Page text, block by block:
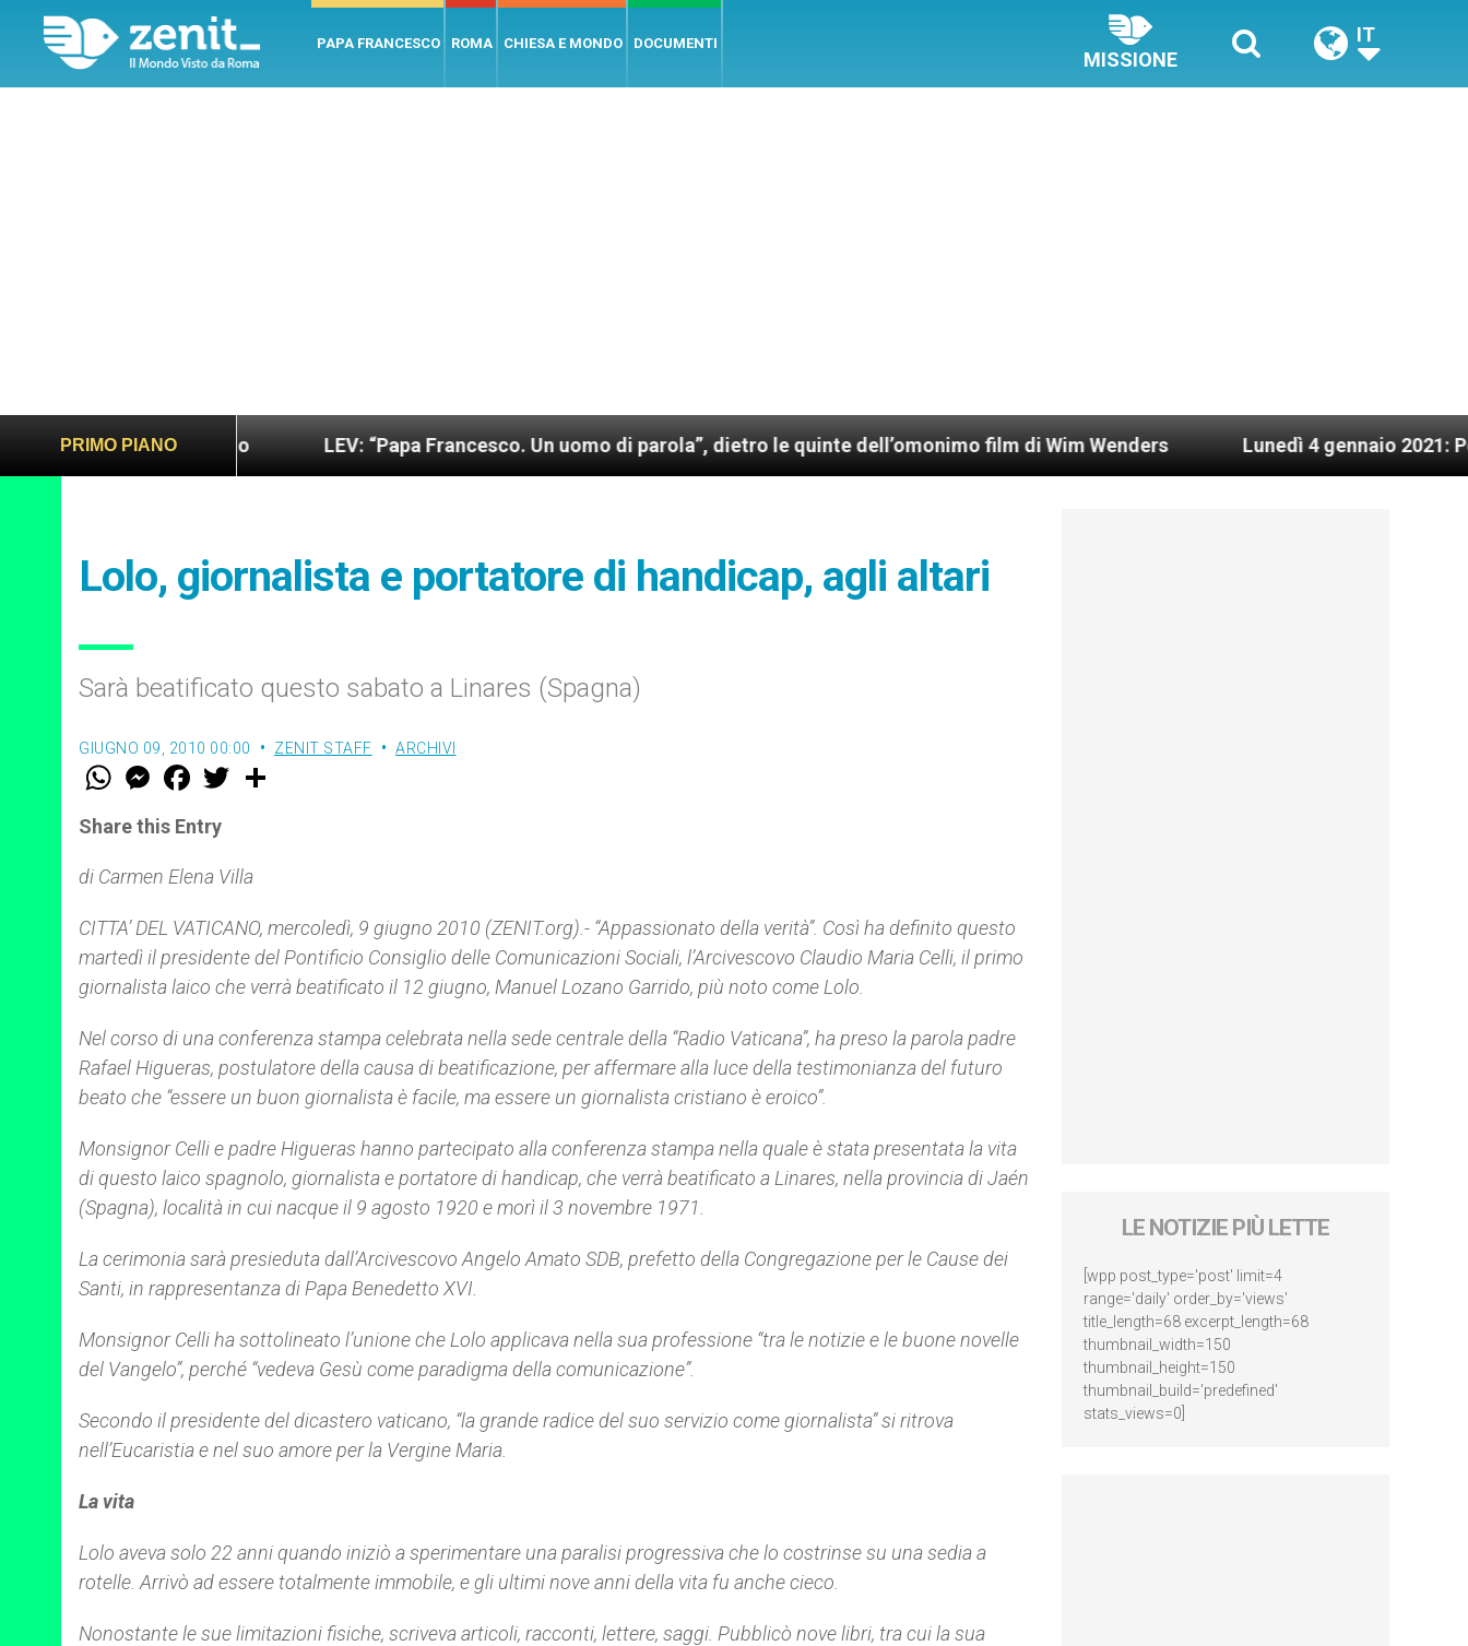
PAPA FRANCESCO ROMA CHIESA E MONDO DOCUMENTI
MISSIONE
IT
PRIMO PIANO
sano e giusto LEV: “Papa Francesco. Un uomo di parola”, dietro le quinte dell’omonimo film di Wim Wenders Lunedì 4 gennaio 2021: Possesso
Lolo, giornalista e portatore di handicap, agli altari
Sarà beatificato questo sabato a Linares (Spagna)
GIUGNO 09, 2010 00:00 ZENIT STAFF ARCHIVI
W
t
s
p
p
M
e
s
e
g
e
F
a
e
b
o
k
w
r
Share this Entry
di Carmen Elena Villa
CITTA’ DEL VATICANO, mercoledì, 9 giugno 2010 (ZENIT.org).- “Appassionato della verità”. Così ha definito questo
martedì il presidente del Pontificio Consiglio delle Comunicazioni Sociali, l’Arcivescovo Claudio Maria Celli, il primo
giornalista laico che verrà beatificato il 12 giugno, Manuel Lozano Garrido, più noto come Lolo.
Nel corso di una conferenza stampa celebrata nella sede centrale della “Radio Vaticana”, ha preso la parola padre
Rafael Higueras, postulatore della causa di beatificazione, per affermare alla luce della testimonianza del futuro
beato che “essere un buon giornalista è facile, ma essere un giornalista cristiano è eroico”.
Monsignor Celli e padre Higueras hanno partecipato alla conferenza stampa nella quale è stata presentata la vita
di questo laico spagnolo, giornalista e portatore di handicap, che verrà beatificato a Linares, nella provincia di Jaén
(Spagna), località in cui nacque il 9 agosto 1920 e morì il 3 novembre 1971.
La cerimonia sarà presieduta dall’Arcivescovo Angelo Amato SDB, prefetto della Congregazione per le Cause dei
Santi, in rappresentanza di Papa Benedetto XVI.
Monsignor Celli ha sottolineato l’unione che Lolo applicava nella sua professione “tra le notizie e le buone novelle
del Vangelo”, perché “vedeva Gesù come paradigma della comunicazione”.
Secondo il presidente del dicastero vaticano, “la grande radice del suo servizio come giornalista” si ritrova
nell’Eucaristia e nel suo amore per la Vergine Maria.
La vita
Lolo aveva solo 22 anni quando iniziò a sperimentare una paralisi progressiva che lo costrinse su una sedia a
rotelle. Arrivò ad essere totalmente immobile, e gli ultimi nove anni della vita fu anche cieco.
Nonostante le sue limitazioni fisiche, scriveva articoli, racconti, lettere, saggi. Pubblicò nove libri, tra cui la sua
LE NOTIZIE PIÙ LETTE
[wpp post_type='post' limit=4
range='daily' order_by='views'
title_length=68 excerpt_length=68
thumbnail_width=150
thumbnail_height=150
thumbnail_build='predefined'
stats_views=0]